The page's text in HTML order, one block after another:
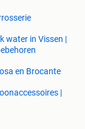
water in Vissen |
en Brocante
|